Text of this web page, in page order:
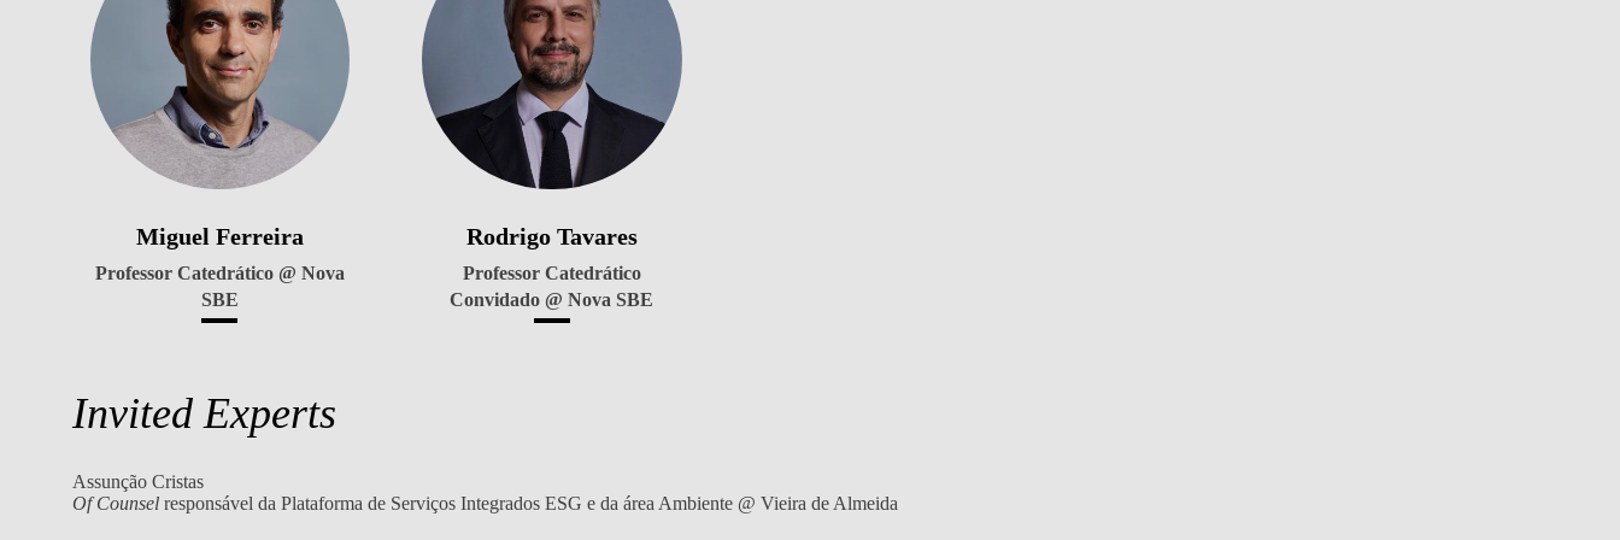
Miguel Ferreira
Professor Catedrático @ Nova
SBE
Rodrigo Tavares
Professor Catedrático
Convidado @ Nova SBE
Invited Experts
Assunção Cristas
Of Counselresponsável da Plataforma de Serviços Integrados ESG e da área Ambiente @ Vieira de Almeida